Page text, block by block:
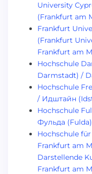
University
(Frankfurt am
Frankfurt
(Frankfurt
Frankfurt am
Hochschule
Darmstadt) /
Hochschule
/ Идштайн
Hochschule
Фульда (Fulda)
Hochschule
Frankfurt am
Darstellende
Frankfurt am